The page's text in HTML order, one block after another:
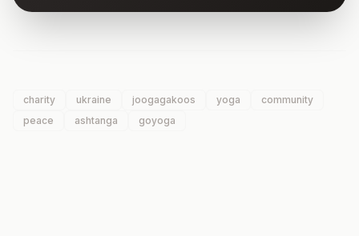
charity ukraine joogagakoos yoga
community
peace
ashtanga goyoga